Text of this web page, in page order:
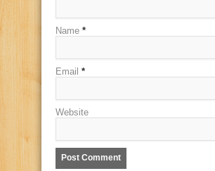
Name *
Email *
Website